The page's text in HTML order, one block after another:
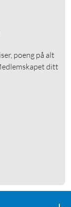
– opptil 25 W
poeng på alt
ditt